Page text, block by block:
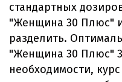
стандартных
"Женщина 30 Плюс"
разделить.
"Женщина 30 Плюс"
необходимости,